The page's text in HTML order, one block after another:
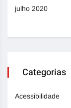
julho 2020
Categorias
Acessibilidade